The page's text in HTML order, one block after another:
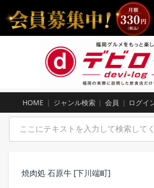
HOME ジャンル検索 会員 ログイ
焼肉処 石原牛 [下川端町]